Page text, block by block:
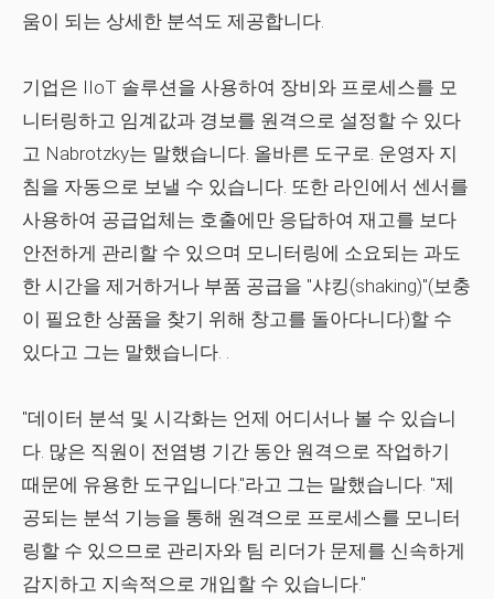
움이 되는 상세한 분석도 제공합니다.
기업은 IIoT 솔루션을 사용하여 장비와 프로세스를 모
니터링하고 임계값과 경보를 원격으로 설정할 수 있다
고 Nabrotzky는 말했습니다. 올바른 도구로. 운영자 지
침을 자동으로 보낼 수 있습니다. 또한 라인에서 센서를
사용하여 공급업체는 호출에만 응답하여 재고를 보다
안전하게 관리할 수 있으며 모니터링에 소요되는 과도
한 시간을 제거하거나 부품 공급을 "샤킹(shaking)"(보충
이 필요한 상품을 찾기 위해 창고를 돌아다니다)할 수
있다고 그는 말했습니다. .
"데이터 분석 및 시각화는 언제 어디서나 볼 수 있습니
다. 많은 직원이 전염병 기간 동안 원격으로 작업하기
때문에 유용한 도구입니다."라고 그는 말했습니다. "제
공되는 분석 기능을 통해 원격으로 프로세스를 모니터
링할 수 있으므로 관리자와 팀 리더가 문제를 신속하게
감지하고 지속적으로 개입할 수 있습니다."